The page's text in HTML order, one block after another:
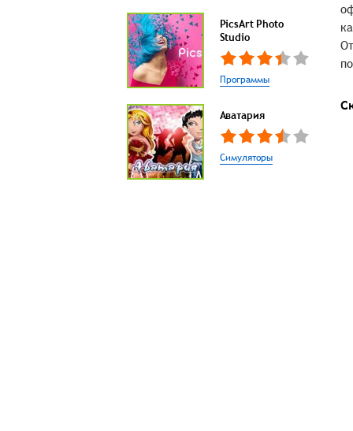
PicsArt Photo
Studio
Программы
Аватария
Симуляторы